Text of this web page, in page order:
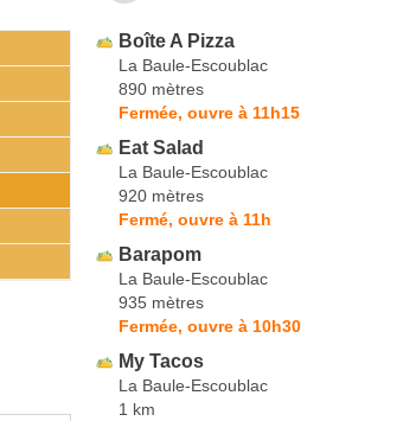
Boîte A Pizza
La Baule-Escoublac
890 mètres
Fermée, ouvre à 11h15
Eat Salad
La Baule-Escoublac
920 mètres
Fermé, ouvre à 11h
Barapom
La Baule-Escoublac
935 mètres
Fermée, ouvre à 10h30
My Tacos
La Baule-Escoublac
1 km